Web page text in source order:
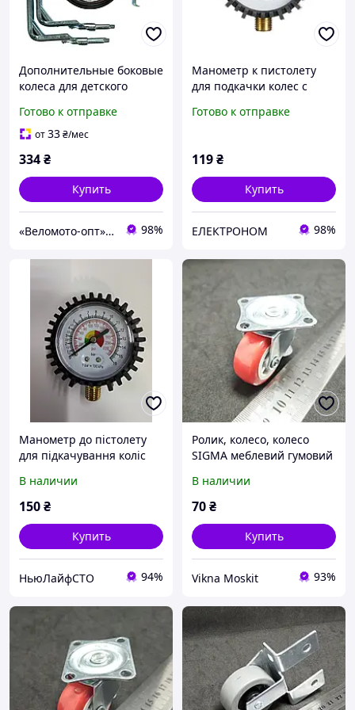
Дополнительные боковые
колеса для детского
Huasion металлические с
резиновым покрытием
Готово к отправке
от33₴/мес
334₴
Купить
«Веломото-опт» — магазин запчастей для велосипедов и мототехники 98%
Манометр к пистолету
для подкачки колес с
диаметр 63 мм, 1/4"
Готово к отправке
119₴
Купить
ЕЛЕКТРОНОМ 98%
Манометр до пістолету
для підкачування коліс
покриттям PT-0502(DP-
B01)
В наличии
150₴
Купить
НьюЛайфСТО 94%
Ролик, колесо, колесо
SIGMA меблевий гумовий
поворотний з
підшипником діаметр d-
В наличии
70₴
Купить
Vikna Moskit 93%